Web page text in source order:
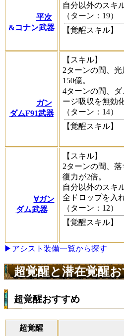
平次
&コナン武器
自分以外のスキ
（ターン：19）
【覚醒スキル】
ガン
ダムF91武器
【スキル】
2ターンの間、
150億。
4ターンの間、
ージ吸収を無効化
（ターン：14）
【覚醒スキル】
∀ガン
ダム武器
【スキル】
2ターンの間、
復力が2倍。
自分以外のスキ
全ドロップを入
（ターン：12）
【覚醒スキル】
▶アシスト装備一覧から探す
超覚醒と潜在覚醒
超覚醒おすすめ
超覚醒